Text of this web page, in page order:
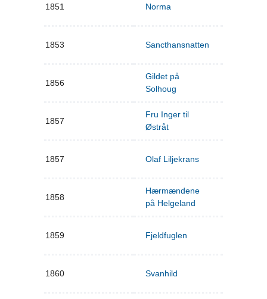
1851 Norma
1853 Sancthansnatten
1856
Gildet på
Solhoug
1857
Fru Inger til
Østråt
1857 Olaf Liljekrans
1858
Hærmændene
på Helgeland
1859 Fjeldfuglen
1860 Svanhild